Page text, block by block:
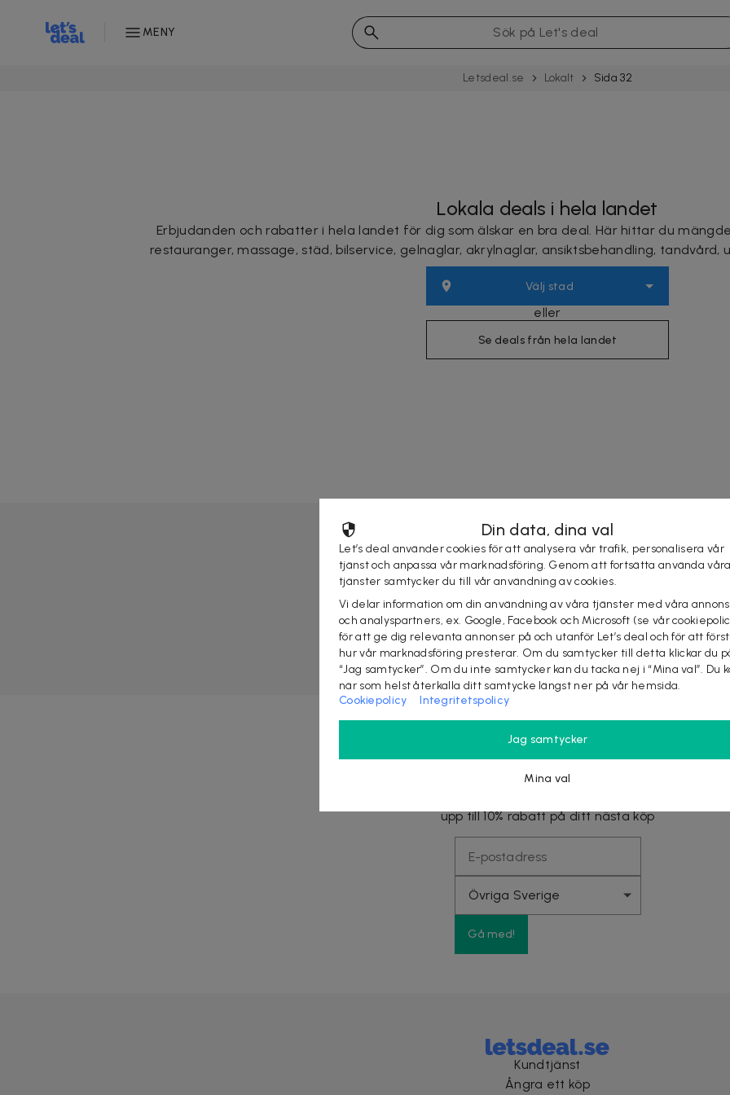
MENY
Letsdeal.se Lokalt Sida 32
Lokala deals i hela landet
Erbjudanden och rabatter i hela landet för dig som älskar en bra deal. Här hittar du
restauranger, massage, städ, bilservice, gelnaglar, akrylnaglar, ansiktsbehandling, tandvård,
Välj stad
eller
Se deals från hela landet
Nyhetsbrevet fyllt med fördelar
upp till 10% rabatt på ditt nästa köp
Gå med!
Kundtjänst
Ångra ett köp
Din data, dina val
Let’s deal använder cookies för att analysera vår trafik, personalisera vår
tjänst och anpassa vår marknadsföring. Genom att fortsätta använda våra
tjänster samtycker du till vår användning av cookies.
Vi delar information om din användning av våra tjänster med våra
och analyspartners, ex. Google, Facebook och Microsoft (se vår
för att ge dig relevanta annonser på och utanför Let’s deal och för att
hur vår marknadsföring presterar. Om du samtycker till detta klickar du
“Jag samtycker”. Om du inte samtycker kan du tacka nej i “Mina val”. Du
när som helst återkalla ditt samtycke längst ner på vår hemsida.
Cookiepolicy
Integritetspolicy
Jag samtycker
Mina val